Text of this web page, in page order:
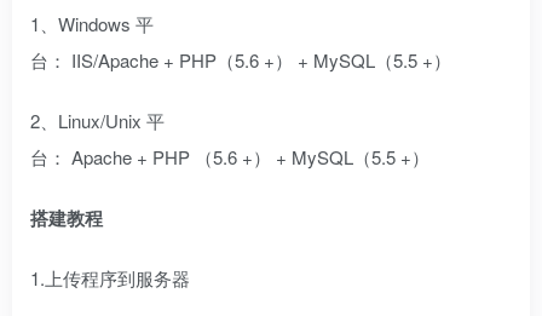
1、Windows 平
台： IIS/Apache + PHP（5.6 +） + MySQL（5.5 +）
2、Linux/Unix 平
台： Apache + PHP （5.6 +） + MySQL（5.5 +）
搭建教程
1.上传程序到服务器